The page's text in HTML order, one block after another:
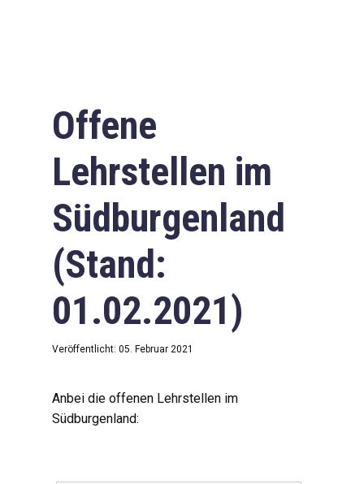
Offene
Lehrstellen im
Südburgenland
(Stand:
01.02.2021)
Veröffentlicht: 05. Februar 2021
Anbei die offenen Lehrstellen im
Südburgenland: